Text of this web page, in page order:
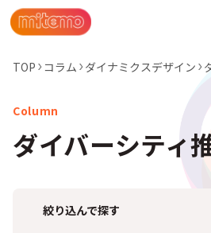
TOP コラム ダイナミクスデザイン
ダイバーシティ
絞り込んで探す